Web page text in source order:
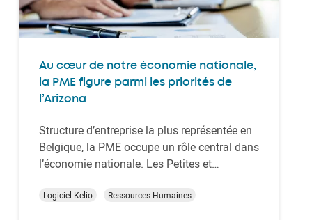
Au cœur de notre économie nationale,
la PME figure parmi les priorités de
l’Arizona
Structure d’entreprise la plus représentée en
Belgique, la PME occupe un rôle central dans
l’économie nationale. Les Petites et
cependant des défis majeurs pour gérer leur
Logiciel Kelio Ressources Humaines